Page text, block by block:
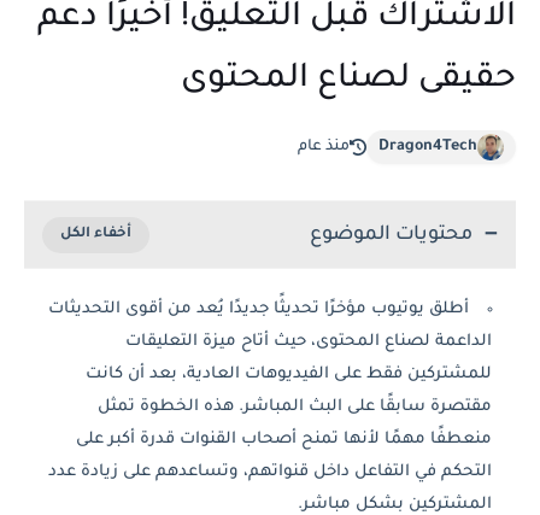
الاشتراك قبل التعليق! أخيرًا دعم
حقيقى لصناع المحتوى
Dragon4Tech منذ عام
محتويات الموضوع
أطلق يوتيوب مؤخرًا تحديثًا جديدًا يُعد من أقوى التحديثات
الداعمة لصناع المحتوى، حيث أتاح ميزة التعليقات
للمشتركين فقط على الفيديوهات العادية، بعد أن كانت
مقتصرة سابقًا على البث المباشر. هذه الخطوة تمثل
منعطفًا مهمًا لأنها تمنح أصحاب القنوات قدرة أكبر على
التحكم في التفاعل داخل قنواتهم، وتساعدهم على زيادة عدد
المشتركين بشكل مباشر.